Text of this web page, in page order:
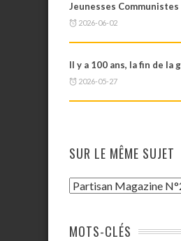
Jeunesses Communistes
2026-06-02
Il y a 100 ans, la fin de la
2026-05-27
SUR LE MÊME SUJET
MOTS-CLÉS